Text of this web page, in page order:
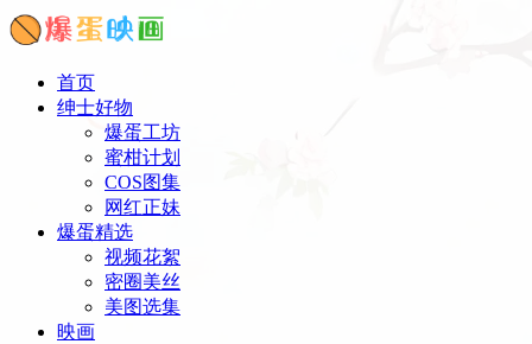
首页
绅士好物
爆蛋工坊
蜜柑计划
COS图集
网红正妹
爆蛋精选
视频花絮
密圈美丝
美图选集
映画